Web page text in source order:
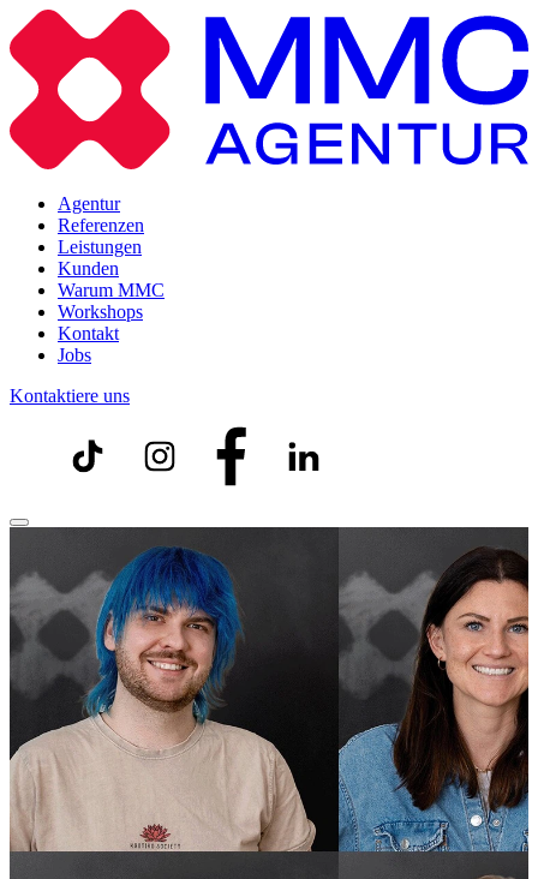
Agentur
Referenzen
Leistungen
Kunden
Warum MMC
Workshops
Kontakt
Jobs
Kontaktiere uns